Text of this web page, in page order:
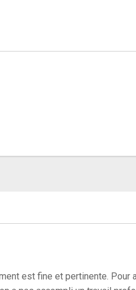
avez changé, vous
est fine et pertinente. Pour